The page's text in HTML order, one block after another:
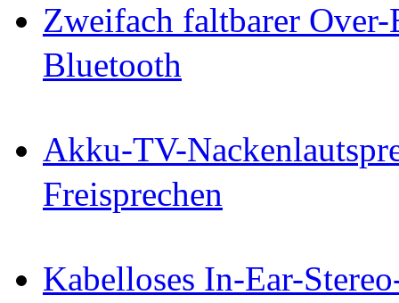
Zweifach faltbarer
Bluetooth
Akku-TV-
Freisprechen
Kabelloses In-Ear-